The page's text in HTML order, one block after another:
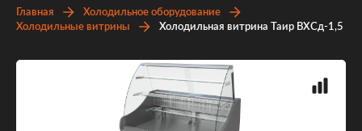
Главная
Холодильное оборудование
Холодильные витрины
Холодильная витрина Таир ВХСд-1,5